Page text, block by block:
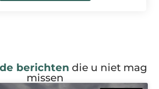
berichten die u niet mag
missen